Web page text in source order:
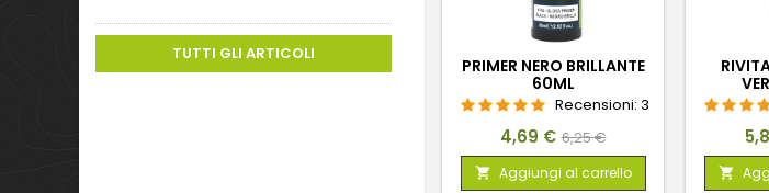
TUTTI GLI ARTICOLI
PRIMER NERO BRILLANTE
60ML
Recensioni: 3
Prezzo
4,69 € Prezzo
base
6,25 €
 Aggiungi al carrello 